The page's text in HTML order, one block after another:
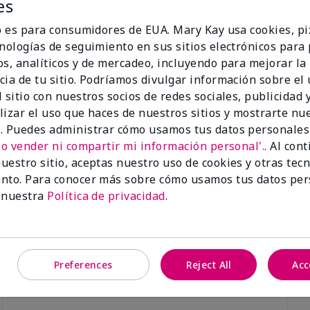
3D Foundation
rosados fríos)
Skinvigorate™ Duo Facial
especial†
es para consumidores de EUA. Mary Kay usa cookies,
de seguimiento en sus sitios electrónicos para
analíticos y de mercadeo, incluyendo para mejorar la
de tu sitio. Podríamos divulgar información sobre el
sitio con nuestros socios de redes sociales, publicidad
el uso que haces de nuestros sitios y mostrarte
Puedes administrar cómo usamos tus datos
vender ni compartir mi información personal'.. Al
sitio, aceptas nuestro uso de cookies y otras
Para conocer más sobre cómo usamos tus datos
Política de privacidad.
Preferences Reject All